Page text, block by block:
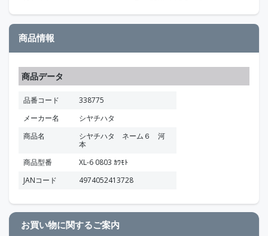
商品情報
商品データ
品番コード
338775
メーカー名
シヤチハタ
商品名
シヤチハタ ネーム６ 河
本
商品型番
XL-6 0803 ｶﾜﾓﾄ
JANコード
4974052413728
お買い物に関するご案内